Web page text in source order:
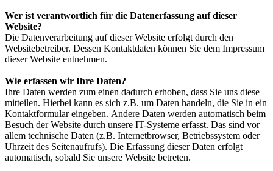
Wer ist verantwortlich für die Datenerfassung auf dieser
Website?
Die Datenverarbeitung auf dieser Website erfolgt durch den
Websitebetreiber. Dessen Kontaktdaten können Sie dem Impressum
dieser Website entnehmen.
Wie erfassen wir Ihre Daten?
Ihre Daten werden zum einen dadurch erhoben, dass Sie uns diese
mitteilen. Hierbei kann es sich z.B. um Daten handeln, die Sie in ein
Kontaktformular eingeben. Andere Daten werden automatisch beim
Besuch der Website durch unsere IT-Systeme erfasst. Das sind vor
allem technische Daten (z.B. Internetbrowser, Betriebssystem oder
Uhrzeit des Seitenaufrufs). Die Erfassung dieser Daten erfolgt
automatisch, sobald Sie unsere Website betreten.